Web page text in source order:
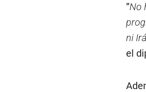
”No
ni
el